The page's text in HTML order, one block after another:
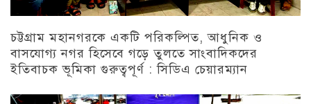
চট্টগ্রাম মহানগরকে একটি পরিকল্পিত, আধুনিক ও
বাসযোগ্য নগর হিসেবে গড়ে তুলতে সাংবাদিকদের
ইতিবাচক ভূমিকা গুরুত্বপূর্ণ : সিডিএ চেয়ারম্যান
চট্টগ্রাম